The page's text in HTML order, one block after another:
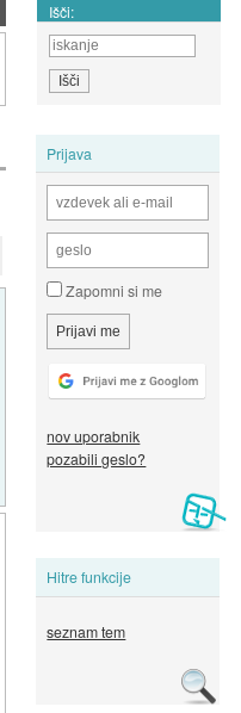
Išči:
Prijava
Zapomni si me
nov uporabnik
pozabili geslo?
Hitre funkcije
seznam tem